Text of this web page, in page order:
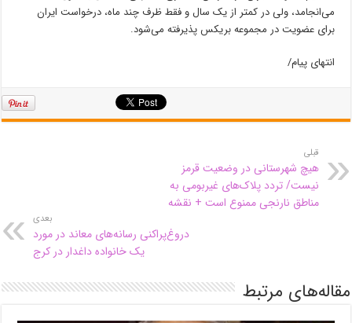
می‌انجامد، ولی در کمتر از یک سال و فقط ظرف چند ماه، درخواست ایران
برای عضویت در مجموعه بریکس پذیرفته می‌شود.
انتهای پیام/
قبلی
هیچ شهرستانی در وضعیت قرمز
نیست/ تردد پلاک‌های غیربومی به
مناطق نارنجی ممنوع است + نقشه
بعدی
دروغ‌پراکنی رسانه‌های معاند در مورد
یک خانواده داغدار در کرج
مقاله‌های مرتبط